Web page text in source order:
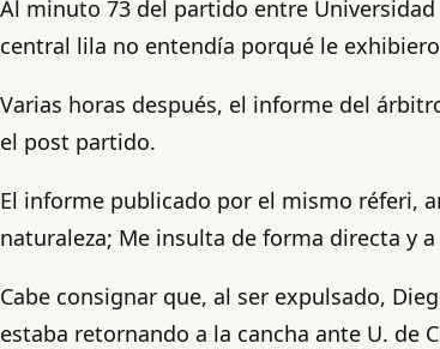
Al minuto 73 del partido entre
central lila no entendía porqué le
Varias horas después, el informe del
el post partido.
El informe publicado por el mismo réferi,
naturaleza; Me insulta de forma directa y
Cabe consignar que, al ser expulsado,
estaba retornando a la cancha ante U. de